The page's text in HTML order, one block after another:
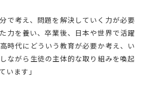
で考え、問題を解決していく力が必要
力を養い、卒業後、日本や世界で活躍
時代にどういう教育が必要か考え、い
ながら生徒の主体的な取り組みを喚起
います」